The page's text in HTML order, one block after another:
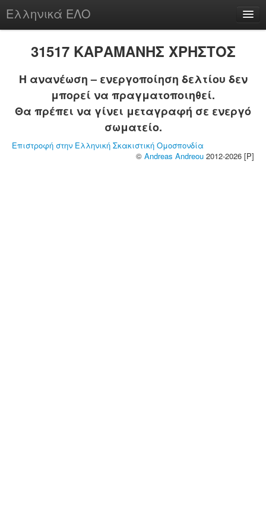
Ελληνικά ΕΛΟ
chesstu.be @ discord
Login
31517 ΚΑΡΑΜΑΝΗΣ ΧΡΗΣΤΟΣ
Η ανανέωση – ενεργοποίηση δελτίου δεν
μπορεί να πραγματοποιηθεί.
Θα πρέπει να γίνει μεταγραφή σε ενεργό
σωματείο.
Επιστροφή στην Ελληνική Σκακιστική Ομοσπονδία
© Andreas Andreou 2012-2026 [P]